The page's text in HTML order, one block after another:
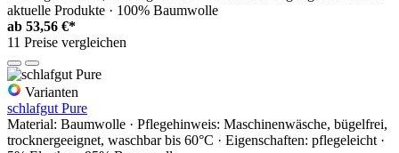
aktuelle Produkte · 100% Baumwolle
ab 53,56 €*
11 Preise vergleichen
Varianten
schlafgut Pure
Material: Baumwolle · Pflegehinweis: Maschinenwäsche, bügelfrei,
trocknergeeignet, waschbar bis 60°C · Eigenschaften: pflegeleicht ·